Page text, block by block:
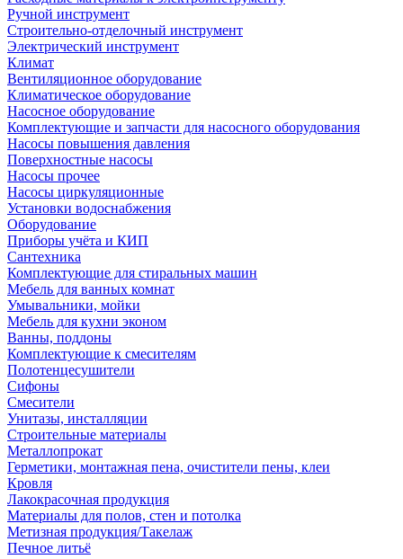
Ручной инструмент
Строительно-отделочный инструмент
Электрический инструмент
Климат
Вентиляционное оборудование
Климатическое оборудование
Насосное оборудование
Комплектующие и запчасти для насосного оборудования
Насосы повышения давления
Поверхностные насосы
Насосы прочее
Насосы циркуляционные
Установки водоснабжения
Оборудование
Приборы учёта и КИП
Сантехника
Комплектующие для стиральных машин
Мебель для ванных комнат
Умывальники, мойки
Мебель для кухни эконом
Ванны, поддоны
Комплектующие к смесителям
Полотенцесушители
Сифоны
Смесители
Унитазы, инсталляции
Строительные материалы
Металлопрокат
Герметики, монтажная пена, очистители пены, клеи
Кровля
Лакокрасочная продукция
Материалы для полов, стен и потолка
Метизная продукция/Такелаж
Печное литьё